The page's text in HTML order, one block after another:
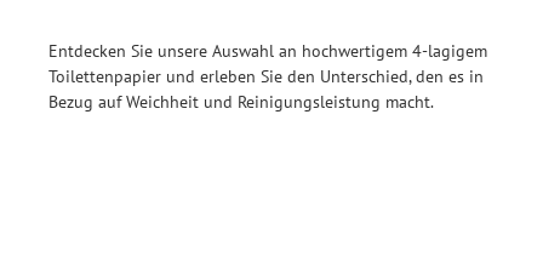
Entdecken Sie unsere Auswahl an hochwertigem 4-lagigem
Toilettenpapier und erleben Sie den Unterschied, den es in
Bezug auf Weichheit und Reinigungsleistung macht.